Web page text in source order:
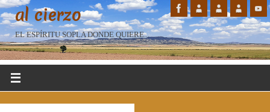
al cierzo
EL ESPÍRITU SOPLA DONDE QUIERE...